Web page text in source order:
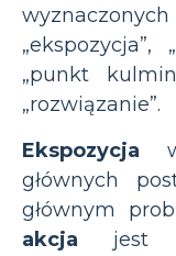
„ekspozycja”,
„punkt
„rozwiązanie”.
Ekspozycja
głównych
głównym
akcja jest